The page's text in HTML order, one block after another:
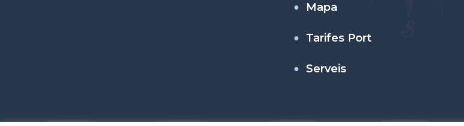
Mapa
Tarifes Port
Serveis